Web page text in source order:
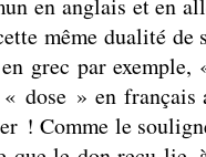
en anglais et en
même dualité de
grec par
dose » en
! Comme le